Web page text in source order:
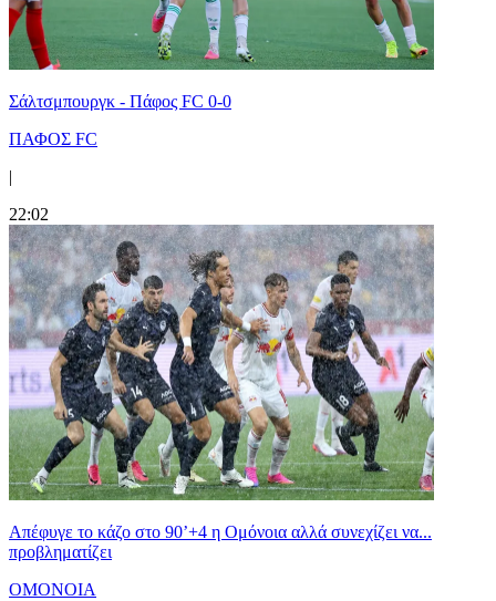
Σάλτσμπουργκ - Πάφος FC 0-0
ΠΑΦΟΣ FC
|
22:02
Απέφυγε το κάζο στο 90’+4 η Ομόνοια αλλά συνεχίζει να...
προβληματίζει
ΟΜΟΝΟΙΑ